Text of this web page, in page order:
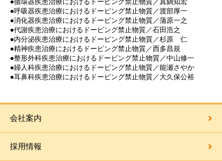
●呼吸器疾患治療におけるドーピング禁止物質／渡部厚一
●消化器疾患治療におけるドーピング禁止物質／蒲原一之
●代謝疾患治療におけるドーピング禁止物質／石田浩之
●内分泌疾患治療におけるドーピング禁止物質／杉原 仁
●精神疾患治療におけるドーピング禁止物質／西多昌規
●整形外科疾患治療におけるドーピング禁止物質／中山修一
●婦人科疾患治療におけるドーピング禁止物質／能瀬さやか
●耳鼻科疾患治療におけるドーピング禁止物質／大久保公裕
会社案内
採用情報